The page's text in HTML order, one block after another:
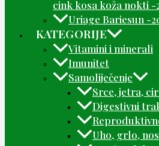
cink kosa koža nokti -
Uriage Bariesun -
KATEGORIJE
Vitamini i minerali
Imunitet
Samoliječenje
Srce, jetra,
Digestivni
Uho, grlo, nos